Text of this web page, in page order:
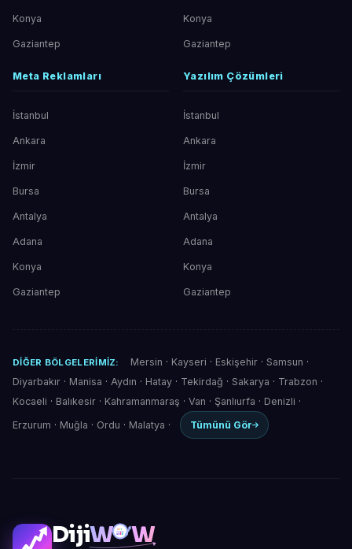
Konya
Gaziantep
Konya
Gaziantep
Meta Reklamları
İstanbul
Ankara
İzmir
Bursa
Antalya
Adana
Konya
Gaziantep
Yazılım Çözümleri
İstanbul
Ankara
İzmir
Bursa
Antalya
Adana
Konya
Gaziantep
DIĞER BÖLGELERIMIZ: Mersin · Kayseri · Eskişehir· Samsun ·
Diyarbakır · Manisa · Aydın · Hatay · Tekirdağ · Sakarya · Trabzon ·
Kocaeli · Balıkesir · Kahramanmaraş · Van · Şanlıurfa · Denizli ·
Erzurum · Muğla · Ordu · Malatya · Tümünü Gör
DijiW W